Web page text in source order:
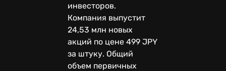
инвесторов.
Компания выпустит
24,53 млн новых
акций по цене 499 JPY
за штуку. Общий
объем первичных